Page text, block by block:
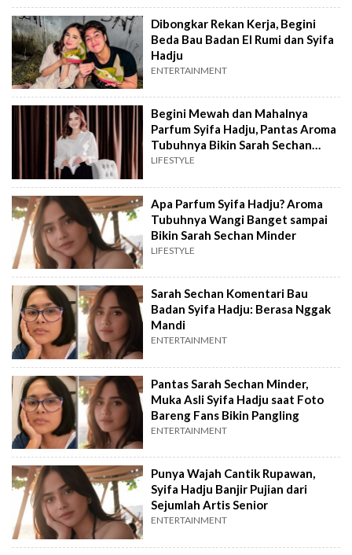
Dibongkar Rekan Kerja, Begini
Beda Bau Badan El Rumi dan Syifa
Hadju
ENTERTAINMENT
Begini Mewah dan Mahalnya
Parfum Syifa Hadju, Pantas Aroma
Tubuhnya Bikin Sarah Sechan
Insecure
LIFESTYLE
Apa Parfum Syifa Hadju? Aroma
Tubuhnya Wangi Banget sampai
Bikin Sarah Sechan Minder
LIFESTYLE
Sarah Sechan Komentari Bau
Badan Syifa Hadju: Berasa Nggak
Mandi
ENTERTAINMENT
Pantas Sarah Sechan Minder,
Muka Asli Syifa Hadju saat Foto
Bareng Fans Bikin Pangling
ENTERTAINMENT
Punya Wajah Cantik Rupawan,
Syifa Hadju Banjir Pujian dari
Sejumlah Artis Senior
ENTERTAINMENT